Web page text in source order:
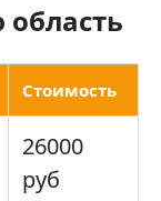
Стоимость
26000
руб